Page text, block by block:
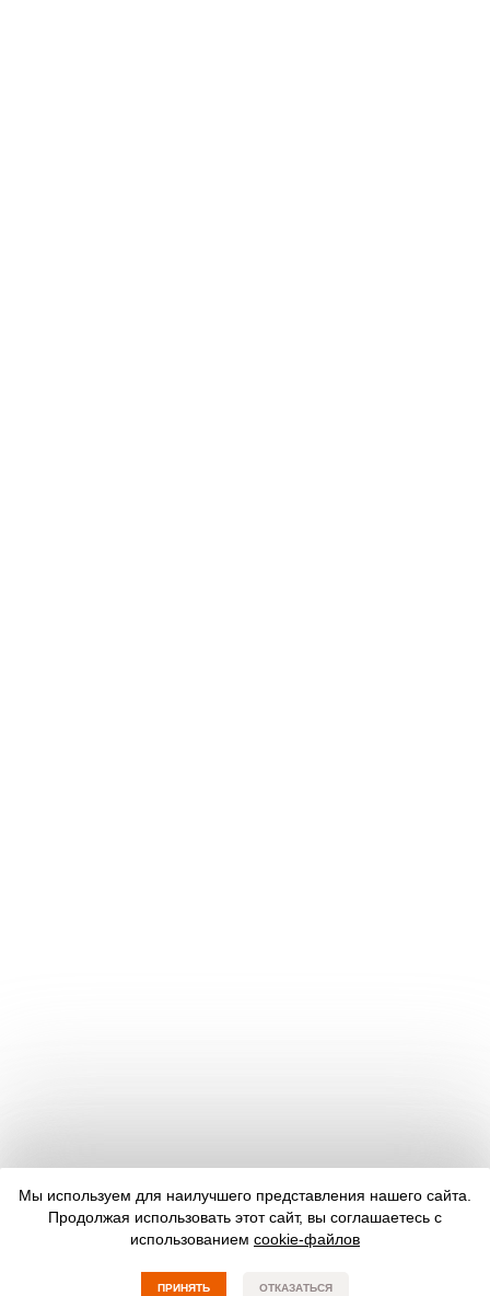
Мы используем для наилучшего представления нашего сайта.
Продолжая использовать этот сайт, вы соглашаетесь с
использованием cookie-файлов
ПРИНЯТЬ ОТКАЗАТЬСЯ